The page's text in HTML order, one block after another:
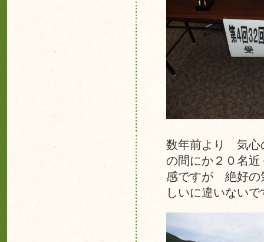
数年前より 気心
の間にか２０名
感ですが 絶好の
しいに違いない